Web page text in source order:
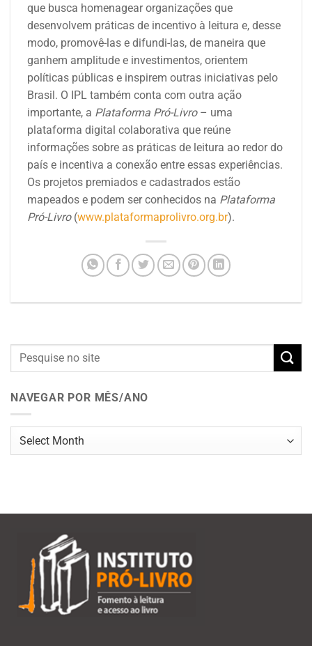
que busca homenagear organizações que
desenvolvem práticas de incentivo à leitura e, desse
modo, promovê-las e difundi-las, de maneira que
ganhem amplitude e investimentos, orientem
políticas públicas e inspirem outras iniciativas pelo
Brasil. O IPL também conta com outra ação
importante, a Plataforma Pró-Livro– uma
plataforma digital colaborativa que reúne
informações sobre as práticas de leitura ao redor do
país e incentiva a conexão entre essas experiências.
Os projetos premiados e cadastrados estão
mapeados e podem ser conhecidos na Plataforma
Pró-Livro(www.plataformaprolivro.org.br).
NAVEGAR POR MÊS/ANO
Navegar